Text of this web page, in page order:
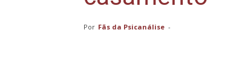
Por Fãs da Psicanálise -